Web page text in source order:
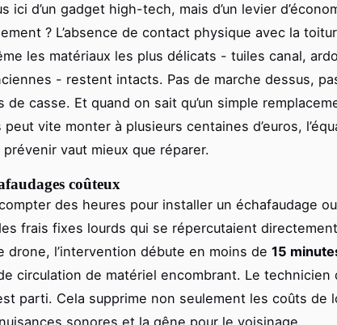
ici d’un gadget high-tech, mais d’un levier
? L’absence de contact physique avec la
les matériaux les plus délicats - tuiles canal,
- restent intacts. Pas de marche dessus,
casse. Et quand on sait qu’un simple
vite monter à plusieurs centaines d’euros,
vaut mieux que réparer.
coûteux
des heures pour installer un échafaudage
frais fixes lourds qui se répercutaient
drone, l’intervention débute en moins de 15
circulation de matériel encombrant. Le technicien
parti. Cela supprime non seulement les coûts de